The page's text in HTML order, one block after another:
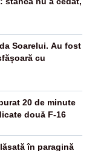
Soarelui. Au fost
cu
20 de minute
două F-16
în paragină